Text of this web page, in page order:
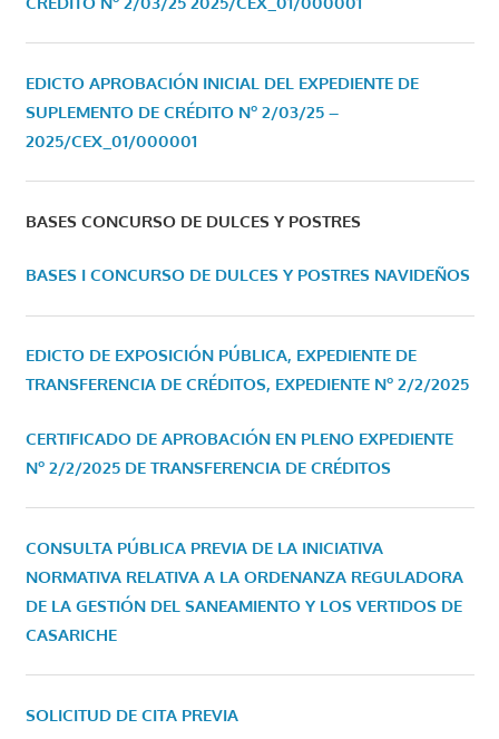
EDICTO APROBACIÓN INICIAL DEL EXPEDIENTE DE
SUPLEMENTO DE CRÉDITO Nº 2/03/25 –
2025/CEX_01/000001
BASES CONCURSO DE DULCES Y POSTRES
BASES I CONCURSO DE DULCES Y POSTRES NAVIDEÑOS
EDICTO DE EXPOSICIÓN PÚBLICA, EXPEDIENTE DE
TRANSFERENCIA DE CRÉDITOS, EXPEDIENTE Nº 2/2/2025
CERTIFICADO DE APROBACIÓN EN PLENO EXPEDIENTE
Nº 2/2/2025 DE TRANSFERENCIA DE CRÉDITOS
CONSULTA PÚBLICA PREVIA DE LA INICIATIVA
NORMATIVA RELATIVA A LA ORDENANZA REGULADORA
DE LA GESTIÓN DEL SANEAMIENTO Y LOS VERTIDOS DE
CASARICHE
SOLICITUD DE CITA PREVIA